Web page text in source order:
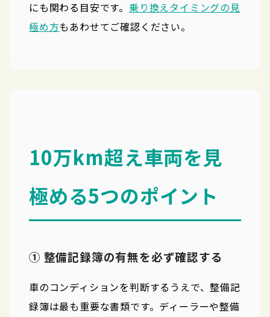
にも関わる目安です。 乗り換えタイミングの見
極め方もあわせてご確認ください。
10万km超え車両を見
極める5つのポイント
① 整備記録簿の有無を必ず確認する
車のコンディションを判断するうえで、整備記
録簿は最も重要な書類です。ディーラーや整備